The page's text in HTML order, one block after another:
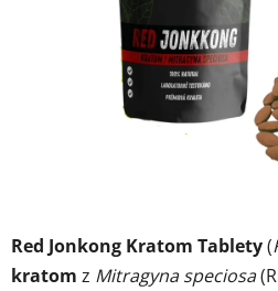
Red Jonkong Kratom Tablety(
kratom z Mitragyna speciosa